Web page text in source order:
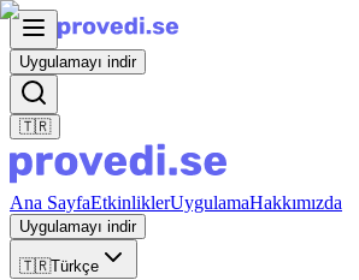
Uygulamayı indir
🇹🇷
Ana SayfaEtkinliklerUygulamaHakkımızda
Uygulamayı indir
🇹🇷Türkçe